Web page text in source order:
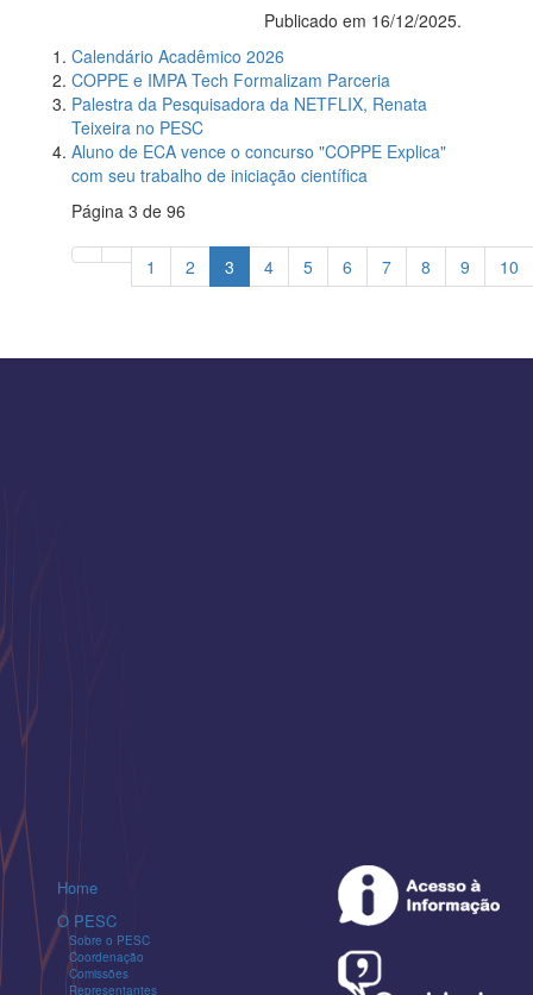
Publicado em 16/12/2025.
Calendário Acadêmico 2026
COPPE e IMPA Tech Formalizam Parceria
Palestra da Pesquisadora da NETFLIX, Renata
Teixeira no PESC
Aluno de ECA vence o concurso "COPPE Explica"
com seu trabalho de iniciação científica
Página 3 de 96
1 2 3 4 5 6 7 8 9 10
Home
O PESC
Sobre o PESC
Coordenação
Comissões
Representantes